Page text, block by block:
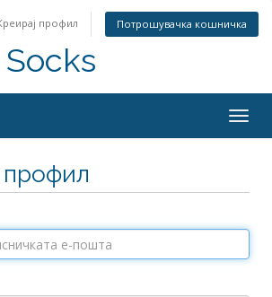
профил Потрошувачка кошничка
профил